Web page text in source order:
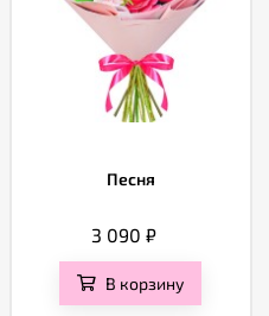
Песня
3 090 ₽
В корзину